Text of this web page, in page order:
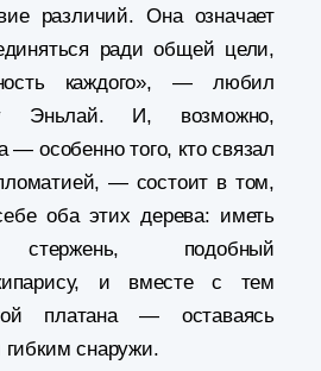
различий. Она означает
ради общей цели,
каждого», — любил
Эньлай. И, возможно,
— особенно того, кто связал
— состоит в том,
оба этих дерева: иметь
стержень, подобный
и вместе с тем
платана — оставаясь
снаружи.